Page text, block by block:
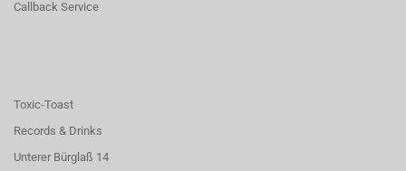
Callback Service
Toxic-Toast
Records & Drinks
Unterer Bürglaß 14